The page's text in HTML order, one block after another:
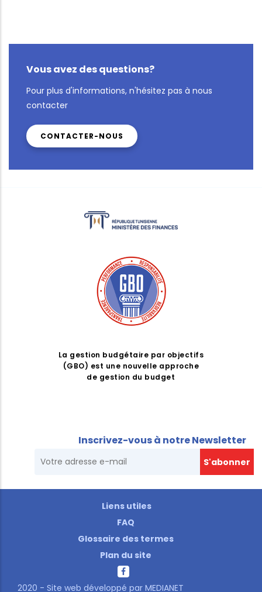
Vous avez des questions?
Pour plus d'informations, n'hésitez pas à nous
contacter
CONTACTER-NOUS
La gestion budgétaire par objectifs
(GBO) est une nouvelle approche
de gestion du budget
Inscrivez-vous à notre Newsletter
2020 - Site web développé par MEDIANET
Liens utiles
FAQ
Glossaire des termes
Plan du site